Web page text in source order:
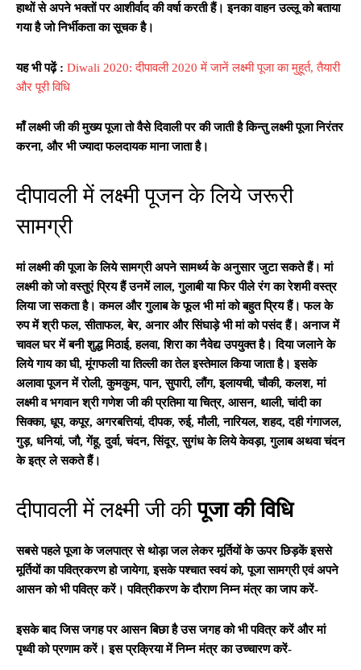
हाथों से अपने भक्तों पर आशीर्वाद की वर्षा करती हैं। इनका वाहन उल्लू को बताया
गया है जो निर्भीकता का सूचक है।
यह भी पढ़ें : Diwali 2020: दीपावली 2020 में जानें लक्ष्मी पूजा का मुहूर्त, तैयारी
और पूरी विधि
माँ लक्ष्मी जी की मुख्य पूजा तो वैसे दिवाली पर की जाती है किन्तु लक्ष्मी पूजा निरंतर
करना, और भी ज्यादा फलदायक माना जाता है।
दीपावली में लक्ष्मी पूजन के लिये जरूरी
सामग्री
मां लक्ष्मी की पूजा के लिये सामग्री अपने सामर्थ्य के अनुसार जुटा सकते हैं। मां
लक्ष्मी को जो वस्तुएं प्रिय हैं उनमें लाल, गुलाबी या फिर पीले रंग का रेशमी वस्त्र
लिया जा सकता है। कमल और गुलाब के फूल भी मां को बहुत प्रिय हैं। फल के
रुप में श्री फल, सीताफल, बेर, अनार और सिंघाड़े भी मां को पसंद हैं। अनाज में
चावल घर में बनी शुद्ध मिठाई, हलवा, शिरा का नैवेद्य उपयुक्त है। दिया जलाने के
लिये गाय का घी, मूंगफली या तिल्ली का तेल इस्तेमाल किया जाता है। इसके
अलावा पूजन में रोली, कुमकुम, पान, सुपारी, लौंग, इलायची, चौकी, कलश, मां
लक्ष्मी व भगवान श्री गणेश जी की प्रतिमा या चित्र, आसन, थाली, चांदी का
सिक्का, धूप, कपूर, अगरबत्तियां, दीपक, रुई, मौली, नारियल, शहद, दही गंगाजल,
गुड़, धनियां, जौ, गेंहू, दुर्वा, चंदन, सिंदूर, सुगंध के लिये केवड़ा, गुलाब अथवा चंदन
के इत्र ले सकते हैं।
दीपावली में लक्ष्मी जी कीपूजा की विधि
सबसे पहले पूजा के जलपात्र से थोड़ा जल लेकर मूर्तियों के ऊपर छिड़कें इससे
मूर्तियों का पवित्रकरण हो जायेगा,इसके पश्चात स्वयं को,पूजा सामग्री एवं अपने
आसन को भी पवित्र करें। पवित्रीकरण के दौराण निम्न मंत्र का जाप करें-
इसके बाद जिस जगह पर आसन बिछा है उस जगह को भी पवित्र करें और मां
पृथ्वी को प्रणाम करें। इस प्रक्रिया में निम्न मंत्र का उच्चारण करें-